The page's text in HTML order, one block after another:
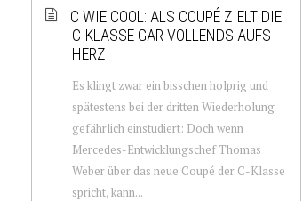
C WIE COOL: ALS COUPÉ ZIELT DIE
C-KLASSE GAR VOLLENDS AUFS
HERZ
Es klingt zwar ein bisschen holprig und
spätestens bei der dritten Wiederholung
gefährlich einstudiert: Doch wenn
Mercedes-Entwicklungschef Thomas
Weber über das neue Coupé der C-Klasse
spricht, kann...